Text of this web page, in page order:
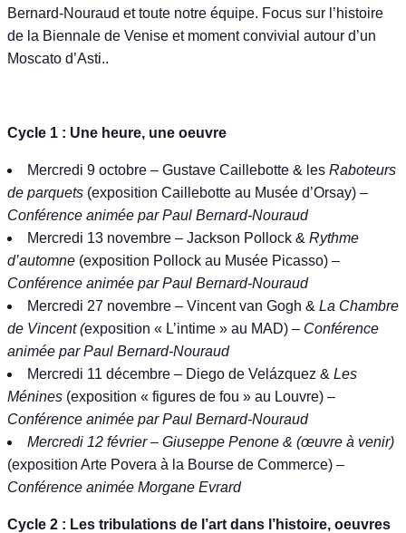
Bernard-Nouraud et toute notre équipe. Focus sur l’histoire
de la Biennale de Venise et moment convivial autour d’un
Moscato d’Asti..
Cycle 1 : Une heure, une oeuvre
Mercredi 9 octobre – Gustave Caillebotte & les Raboteurs
de parquets (exposition Caillebotte au Musée d’Orsay) –
Conférence animée par Paul Bernard-Nouraud
Mercredi 13 novembre – Jackson Pollock & Rythme
d’automne (exposition Pollock au Musée Picasso) –
Conférence animée par Paul Bernard-Nouraud
Mercredi 27 novembre – Vincent van Gogh & La Chambre
de Vincent (exposition « L’intime » au MAD) – Conférence
animée parPaul Bernard-Nouraud
Mercredi 11 décembre – Diego de Velázquez & Les
Ménines (exposition « figures de fou » au Louvre) –
Conférence animée parPaul Bernard-Nouraud
Mercredi 12 février – Giuseppe Penone & (œuvre à venir)
(exposition Arte Povera à la Bourse de Commerce) –
Conférence animée Morgane Evrard
Cycle 2 : Les tribulations de l’art dans l’histoire, oeuvres